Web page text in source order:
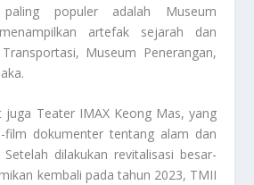
populer adalah Museum
artefak sejarah dan
Museum Penerangan,
juga Teater IMAX Keong Mas, yang
film dokumenter tentang alam dan
dilakukan revitalisasi besar-
kembali pada tahun 2023, TMII